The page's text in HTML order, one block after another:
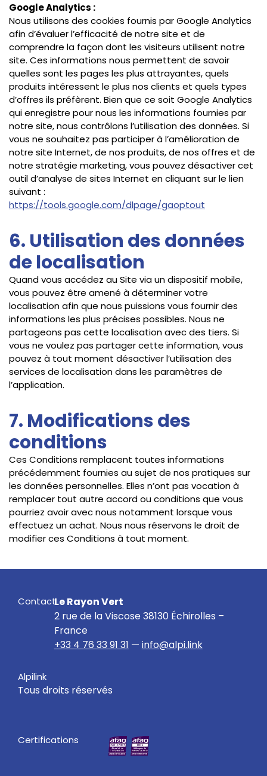
Google Analytics :
Nous utilisons des cookies fournis par Google Analytics
afin d’évaluer l’efficacité de notre site et de
comprendre la façon dont les visiteurs utilisent notre
site. Ces informations nous permettent de savoir
quelles sont les pages les plus attrayantes, quels
produits intéressent le plus nos clients et quels types
d’offres ils préfèrent. Bien que ce soit Google Analytics
qui enregistre pour nous les informations fournies par
notre site, nous contrôlons l’utilisation des données. Si
vous ne souhaitez pas participer à l’amélioration de
notre site Internet, de nos produits, de nos offres et de
notre stratégie marketing, vous pouvez désactiver cet
outil d’analyse de sites Internet en cliquant sur le lien
suivant :
https://tools.google.com/dlpage/gaoptout
6. Utilisation des données
de localisation
Quand vous accédez au Site via un dispositif mobile,
vous pouvez être amené à déterminer votre
localisation afin que nous puissions vous fournir des
informations les plus précises possibles. Nous ne
partageons pas cette localisation avec des tiers. Si
vous ne voulez pas partager cette information, vous
pouvez à tout moment désactiver l’utilisation des
services de localisation dans les paramètres de
l’application.
7. Modifications des
conditions
Ces Conditions remplacent toutes informations
précédemment fournies au sujet de nos pratiques sur
les données personnelles. Elles n’ont pas vocation à
remplacer tout autre accord ou conditions que vous
pourriez avoir avec nous notamment lorsque vous
effectuez un achat. Nous nous réservons le droit de
modifier ces Conditions à tout moment.
ContactLe Rayon Vert
2 rue de la Viscose 38130 Échirolles –
France
+33 4 76 33 91 31 — info@alpi.link
Alpilink
Tous droits réservés
Certifications